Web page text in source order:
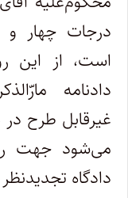
درجات چهار و
است، از این
دادنامه
غیرقابل طرح
می‌شود جهت
دادگاه